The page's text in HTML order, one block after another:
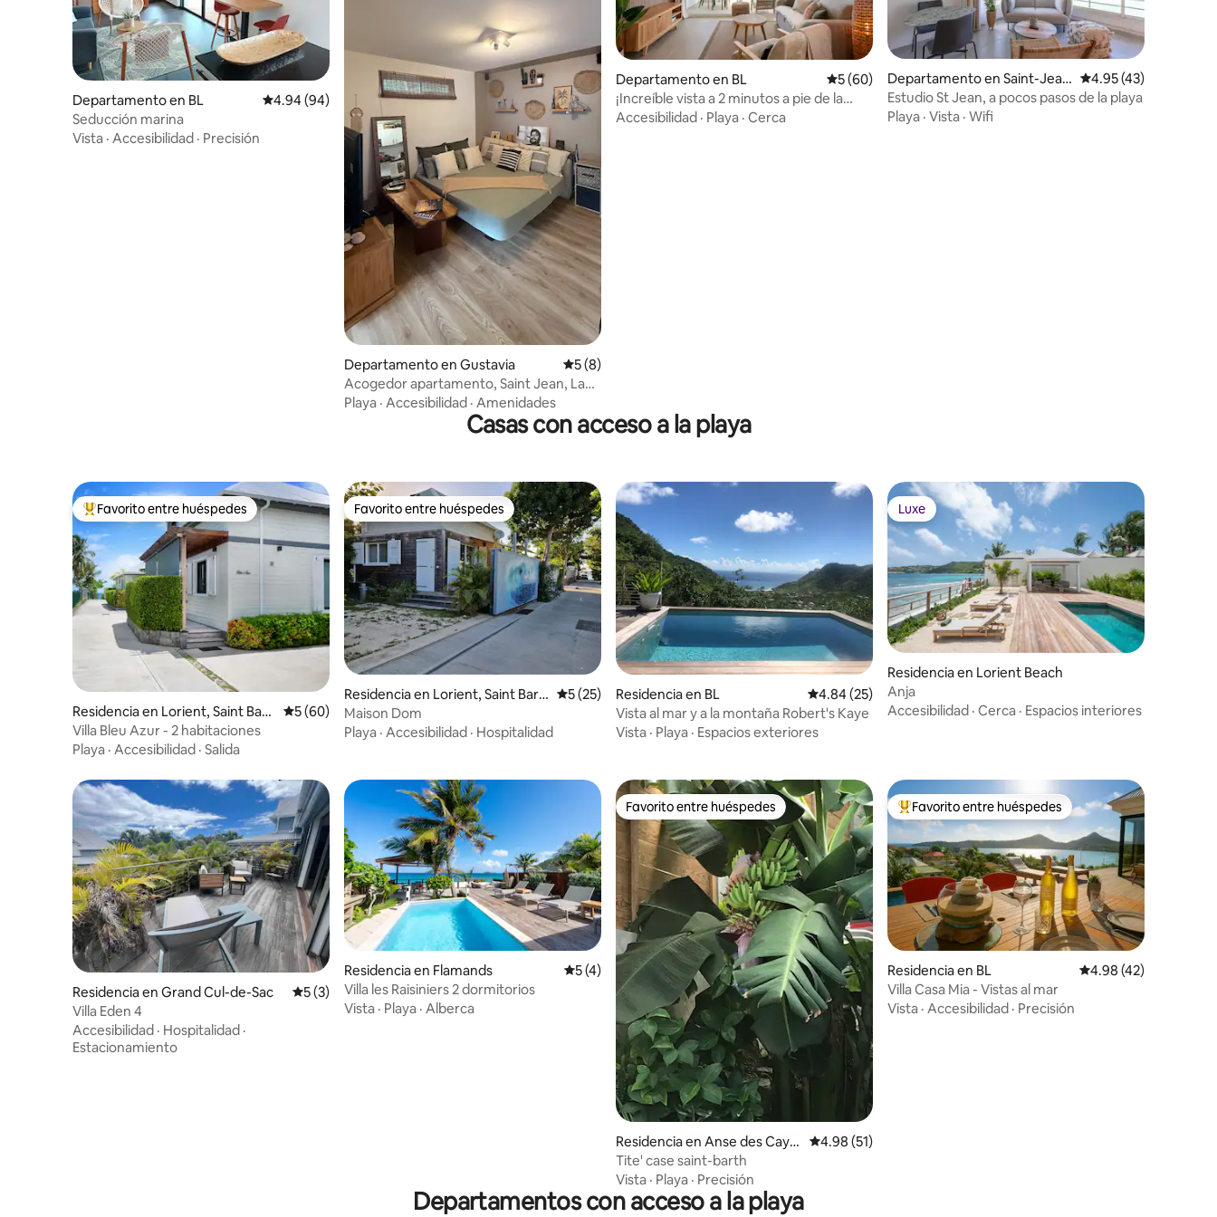
Departamento en BL Calificación promedio: 4.94 de 5; 94 evaluaciones
4.94 (94)
Seducción marina
Vista · Accesibilidad · Precisión
Departamento en Gustavia Calificación promedio: 5 de 5; 8 evaluaciones
5 (8)
Acogedor apartamento, Saint Jean, La
Choquetière.
Playa · Accesibilidad · Amenidades
Departamento en BL Calificación promedio: 5 de 5; 60 evaluaciones
5 (60)
¡Increíble vista a 2 minutos a pie de la
playa!
Accesibilidad · Playa · Cerca
Departamento en Saint-Jea
n, Saint Barthélemy
Calificación
4.95 (43)
Estudio St Jean, a pocos pasos de la playa
Playa · Vista · Wifi
Casas con acceso a la playa
De los mejores en Favorito entre huéspedes
Favorito entre huéspedes
Residencia en Lorient, Saint Bart
hélemy
Calificación promedio: 5 de 5; 60 evaluaciones
5 (60)
Villa Bleu Azur - 2 habitaciones
Playa · Accesibilidad · Salida
Favorito entre huéspedes
Favorito entre huéspedes
Residencia en Lorient, Saint Bart
hélemy
Calificación promedio: 5 de 5; 25 evaluaciones
5 (25)
Maison Dom
Playa · Accesibilidad · Hospitalidad
Residencia en BL Calificación promedio: 4.84 de 5; 25 evaluaciones
4.84 (25)
Vista al mar y a la montaña Robert's Kaye
Vista · Playa · Espacios exteriores
Luxe
Luxe
Residencia en Lorient Beach
Anja
Accesibilidad · Cerca · Espacios interiores
Residencia en Grand Cul-de-Sac Calificación promedio: 5 de 5; 3 evaluaciones
5 (3)
Villa Eden 4
Accesibilidad · Hospitalidad ·
Estacionamiento
Residencia en Flamands Calificación promedio: 5 de 5; 4 evaluaciones
5 (4)
Villa les Raisiniers 2 dormitorios
Vista · Playa · Alberca
Favorito entre huéspedes
Favorito entre huéspedes
Residencia en Anse des Caye
s
Calificación promedio: 4.98 de 5; 51 evaluaciones
4.98 (51)
Tite' case saint-barth
Vista · Playa · Precisión
De los mejores en Favorito entre huéspedes
Favorito entre huéspedes
Residencia en BL Calificación
4.98 (42)
Villa Casa Mia - Vistas al mar
Vista · Accesibilidad · Precisión
Departamentos con acceso a la playa